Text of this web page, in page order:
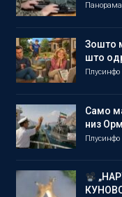
Панорама
Зошто
што
Плусинфо
Само
низ
Плусинфо